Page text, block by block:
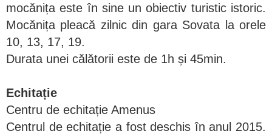
mocănița este în sine un obiectiv turistic istoric.
Mocănița pleacă zilnic din gara Sovata la orele
10, 13, 17, 19.
Durata unei călătorii este de 1h și 45min.
Echitație
Centru de echitație Amenus
Centrul de echitație a fost deschis în anul 2015.